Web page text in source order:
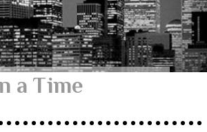
a Time